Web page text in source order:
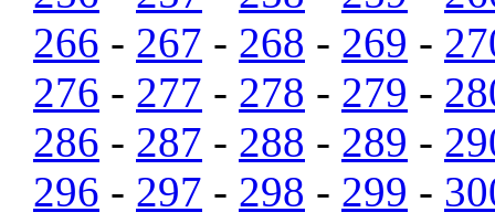
266 - 267 - 268 - 269 -
276 - 277 - 278 - 279 -
286 - 287 - 288 - 289 -
296 - 297 - 298 - 299 -